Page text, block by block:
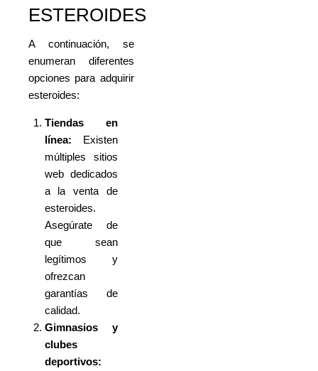
ESTEROIDES
A continuación, se
enumeran diferentes
opciones para adquirir
esteroides:
Tiendas en
línea: Existen
múltiples sitios
web dedicados
a la venta de
esteroides.
Asegúrate de
que sean
legítimos y
ofrezcan
garantías de
calidad.
Gimnasios y
clubes
deportivos: